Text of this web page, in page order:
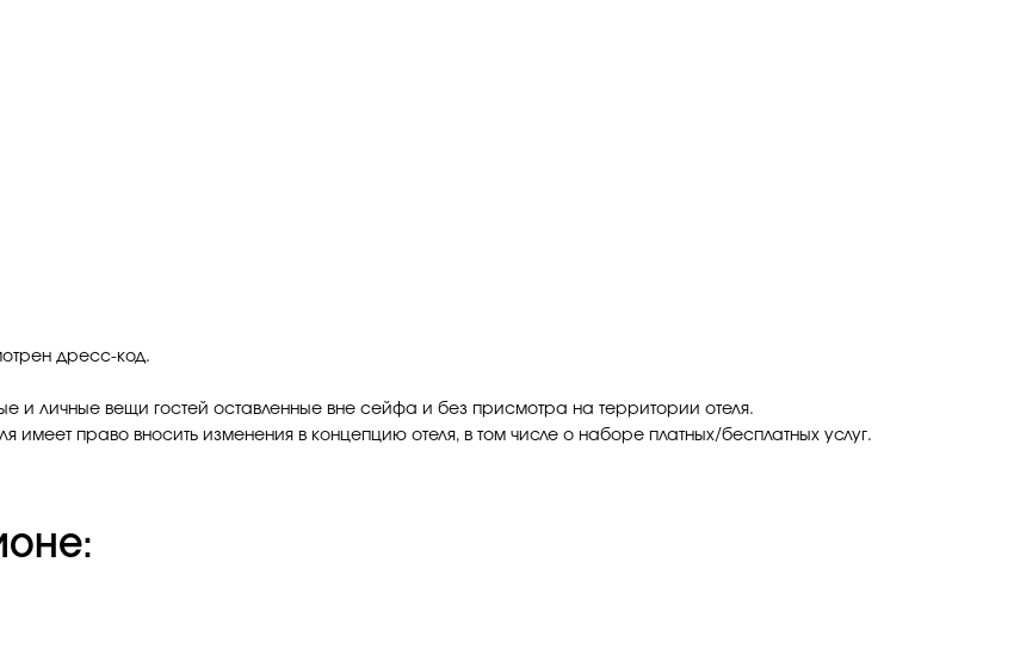
дресс-код.
и личные вещи гостей оставленные вне сейфа и без присмотра на территории отеля.
имеет право вносить изменения в концепцию отеля, в том числе о наборе платных/бесплатных услуг.